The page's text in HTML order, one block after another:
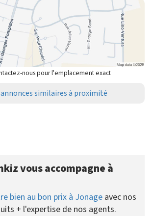
nous pour l'emplacement exact
similaires à proximité
vous accompagne à
bien au bon prix à Jonageavec nos
+ l'expertise de nos agents.